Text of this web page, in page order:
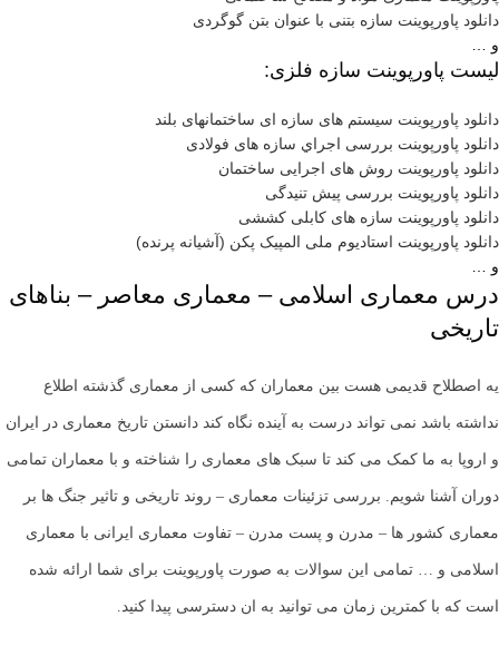
دانلود پاورپوینت سازه بتنی با عنوان بتن گوگردی
و …
لیست پاورپوینت سازه فلزی:
دانلود پاورپوینت سيستم های سازه ای ساختمانهای بلند
دانلود پاورپوینت بررسی اجراي سازه های فولادی
دانلود پاورپوینت روش های اجرایی ساختمان
دانلود پاورپوینت بررسی پیش تنیدگی
دانلود پاورپوینت سازه های کابلی کششی
دانلود پاورپوینت استادیوم ملی المپیک پکن (آشیانه پرنده)
و …
درس معماری اسلامی – معماری معاصر – بناهای
تاریخی
یه اصطلاح قدیمی هست بین معماران که کسی از معماری گذشته اطلاع
نداشته باشد نمی تواند درست به آینده نگاه کند دانستن تاریخ معماری در ایران
و اروپا به ما کمک می کند تا سبک های معماری را شناخته و با معماران تمامی
دوران آشنا شویم. بررسی تزئینات معماری – روند تاریخی و تاثیر جنگ ها بر
معماری کشور ها – مدرن و پست مدرن – تفاوت معماری ایرانی با معماری
اسلامی و … تمامی این سوالات به صورت پاورپوینت برای شما ارائه شده
است که با کمترین زمان می توانید به ان دسترسی پیدا کنید.